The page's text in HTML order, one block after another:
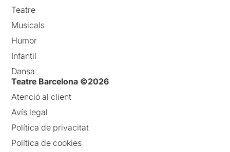
Teatre
Musicals
Humor
Infantil
Dansa
Teatre Barcelona ©2026
Atenció al client
Avís legal
Política de privacitat
Política de cookies